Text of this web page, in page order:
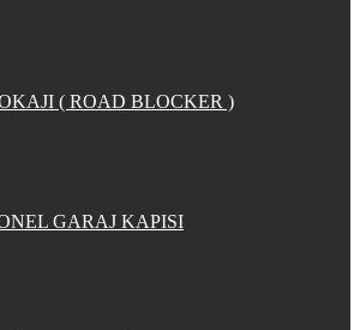
( ROAD BLOCKER )
GARAJ KAPISI